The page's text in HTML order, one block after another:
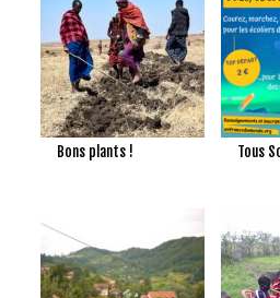
Bons plants ! Tous